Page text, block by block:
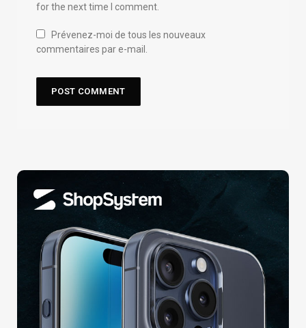
for the next time I comment.
Prévenez-moi de tous les nouveaux
commentaires par e-mail.